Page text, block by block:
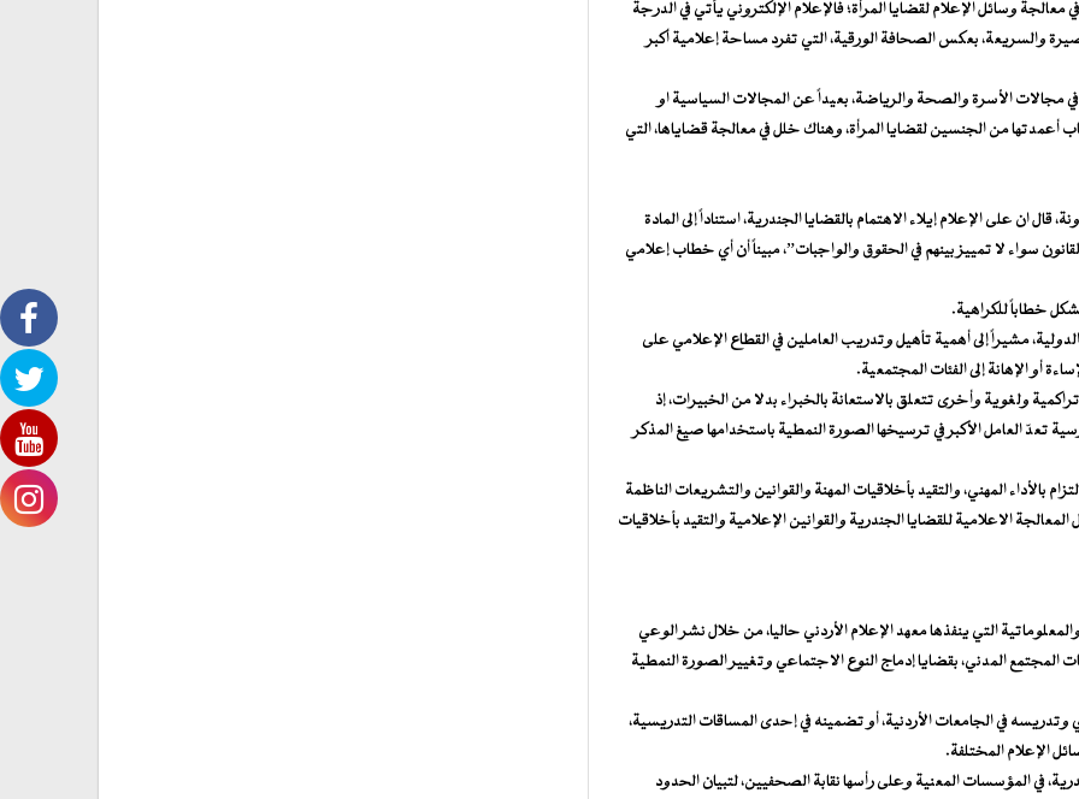
وسائل الإعلام لقضايا المرأة؛ فالإعلام الإلكتروني يأتي في الدرجة
والسريعة، بعكس الصحافة الورقية، التي تفرد مساحة إعلامية أكبر
مجالات الأسرة والصحة والرياضة، بعيداً عن المجالات السياسية او
من الجنسين لقضايا المرأة، وهناك خلل في معالجة قضاياها، التي
على الإعلام إيلاء الاهتمام بالقضايا الجندرية، استناداً إلى المادة
سواء لا تمييز بينهم في الحقوق والواجبات”، مبيناً أن أي خطاب إعلامي
خطاباً للكراهية.
مشيراً إلى أهمية تأهيل وتدريب العاملين في القطاع الإعلامي على
أو الإهانة إلى الفئات المجتمعية.
ولغوية وأخرى تتعلق بالاستعانة بالخبراء بدلا من الخبيرات، إذ
المدرسية تعدّ العامل الأكبر في ترسيخها الصورة النمطية باستخدامها صيغ المذكر
بالأداء المهني، والتقيد بأخلاقيات المهنة والقوانين والتشريعات الناظمة
الاعلامية للقضايا الجندرية والقوانين الإعلامية والتقيد بأخلاقيات
التي ينفذها معهد الإعلام الأردني حاليا، من خلال نشر الوعي
المدني، بقضايا إدماج النوع الاجتماعي وتغيير الصورة النمطية
في الجامعات الأردنية، أو تضمينه في إحدى المساقات التدريسية،
الإعلام المختلفة.
في المؤسسات المعنية وعلى رأسها نقابة الصحفيين، لتبيان الحدود